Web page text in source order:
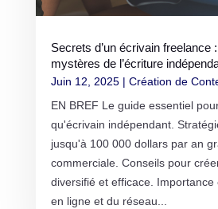
Secrets d’un écrivain freelance
mystères de l’écriture
Juin 12, 2025| Création de
EN BREF Le guide essentiel
qu'écrivain indépendant.
jusqu'à 100 000 dollars par an
commerciale. Conseils pour
diversifié et efficace. Importance
en ligne et du réseau...